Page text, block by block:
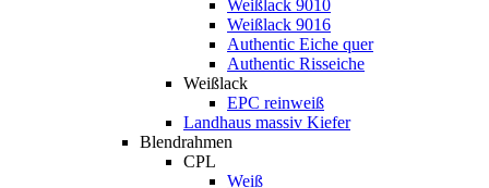
Weißlack 9010
Weißlack 9016
Authentic Eiche quer
Authentic Risseiche
Weißlack
EPC reinweiß
Landhaus massiv Kiefer
Blendrahmen
CPL
Weiß